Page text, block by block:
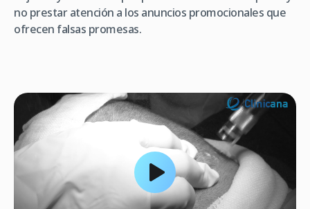
no prestar atención a los anuncios promocionales que
ofrecen falsas promesas.